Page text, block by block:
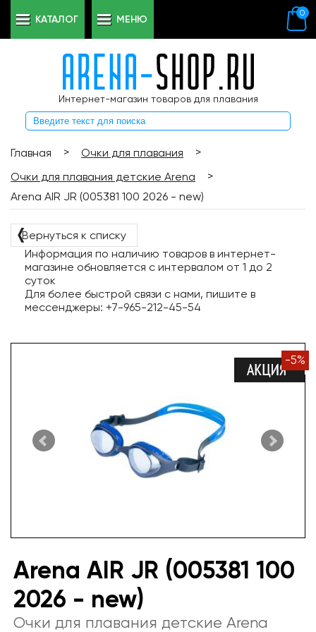
Интернет-магазин товаров для плавания
0
КАТАЛОГ МЕНЮ
Главная > Очки для плавания
>
Очки для плавания детские Arena
>
Arena AIR JR (005381 100 2026 - new)
❬Вернуться к списку
Информация по наличию товаров в интернет-
магазине обновляется с интервалом от 1 до 2
суток
Для более быстрой связи с нами, пишите в
мессенджеры: +7-965-212-45-54
-5%
Arena AIR JR (005381 100
2026 - new)
Очки для плавания детские Arena